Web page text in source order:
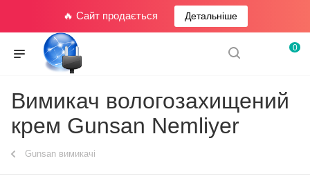
🔥 Сайт продається Детальніше
0
Вимикач вологозахищений
крем Gunsan Nemliyer
Gunsan вимикачі